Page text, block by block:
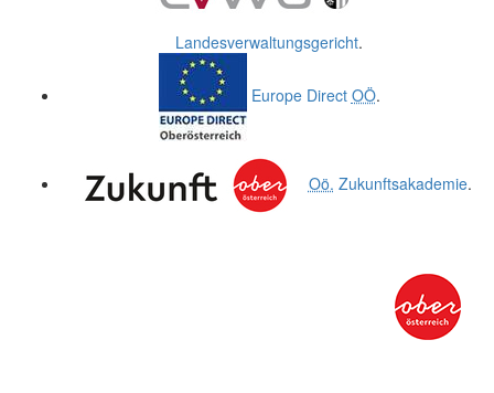
Landesverwaltungsgericht.
Europe Direct OÖ.
Oö. Zukunftsakademie.